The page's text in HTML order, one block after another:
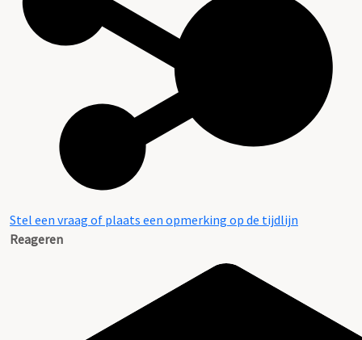
Stel een vraag of plaats een opmerking op de tijdlijn
Reageren